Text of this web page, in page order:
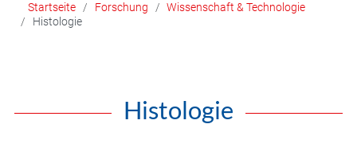
Startseite Forschung
Wissenschaft & Technologie
Histologie
Histologie